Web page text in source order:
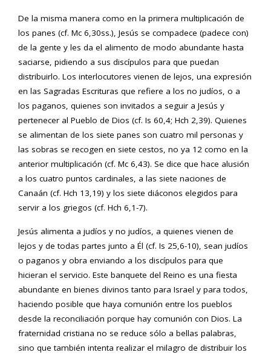
De la misma manera como en la primera multiplicación de
los panes (cf. Mc 6,30ss.), Jesús se compadece (padece con)
de la gente y les da el alimento de modo abundante hasta
saciarse, pidiendo a sus discípulos para que puedan
distribuirlo. Los interlocutores vienen de lejos, una expresión
en las Sagradas Escrituras que refiere a los no judíos, o a
los paganos, quienes son invitados a seguir a Jesús y
pertenecer al Pueblo de Dios (cf. Is 60,4; Hch 2,39). Quienes
se alimentan de los siete panes son cuatro mil personas y
las sobras se recogen en siete cestos, no ya 12 como en la
anterior multiplicación (cf. Mc 6,43). Se dice que hace alusión
a los cuatro puntos cardinales, a las siete naciones de
Canaán (cf. Hch 13,19) y los siete diáconos elegidos para
servir a los griegos (cf. Hch 6,1-7).
Jesús alimenta a judíos y no judíos, a quienes vienen de
lejos y de todas partes junto a Él (cf. Is 25,6-10), sean judíos
o paganos y obra enviando a los discípulos para que
hicieran el servicio. Este banquete del Reino es una fiesta
abundante en bienes divinos tanto para Israel y para todos,
haciendo posible que haya comunión entre los pueblos
desde la reconciliación porque hay comunión con Dios. La
fraternidad cristiana no se reduce sólo a bellas palabras,
sino que también intenta realizar el milagro de distribuir los